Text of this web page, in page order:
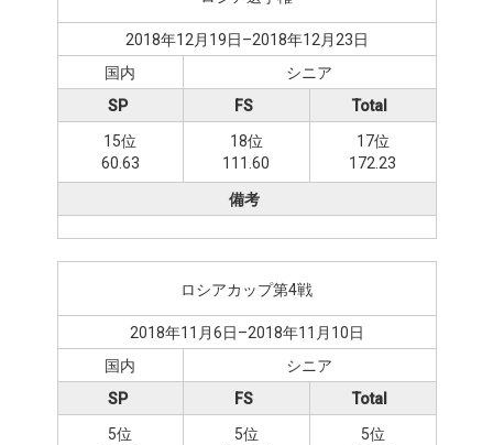
2018年12月19日–2018年12月23日
国内
シニア
SP
15位
60.63
FS
18位
111.60
Total
17位
172.23
備考
ロシアカップ第4戦
2018年11月6日–2018年11月10日
国内
シニア
SP
5位
FS
5位
Total
5位